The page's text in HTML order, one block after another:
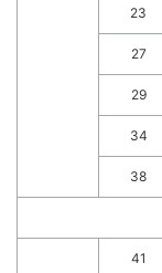
23
27
29
34
38
41